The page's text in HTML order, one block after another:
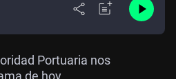
Portuaria nos
de hoy